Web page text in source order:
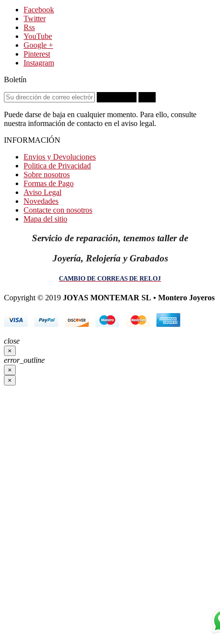
Facebook
Twitter
Rss
YouTube
Google +
Pinterest
Instagram
Boletín
Puede darse de baja en cualquier momento. Para ello, consulte
nuestra información de contacto en el aviso legal.
INFORMACIÓN
Envios y Devoluciones
Politica de Privacidad
Sobre nosotros
Formas de Pago
Aviso Legal
Novedades
Contacte con nosotros
Mapa del sitio
Servicio de reparación, tenemos taller de
Joyería, Relojería y Grabados
CAMBIO DE CORREAS DE RELOJ
Copyright © 2019 JOYAS MONTEMAR SL • Montero Joyeros
close
×
error_outline
×
×